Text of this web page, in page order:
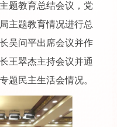
题教育总结会议，党
主题教育情况进行总
吴问平出席会议并作
王翠杰主持会议并通
题民主生活会情况。